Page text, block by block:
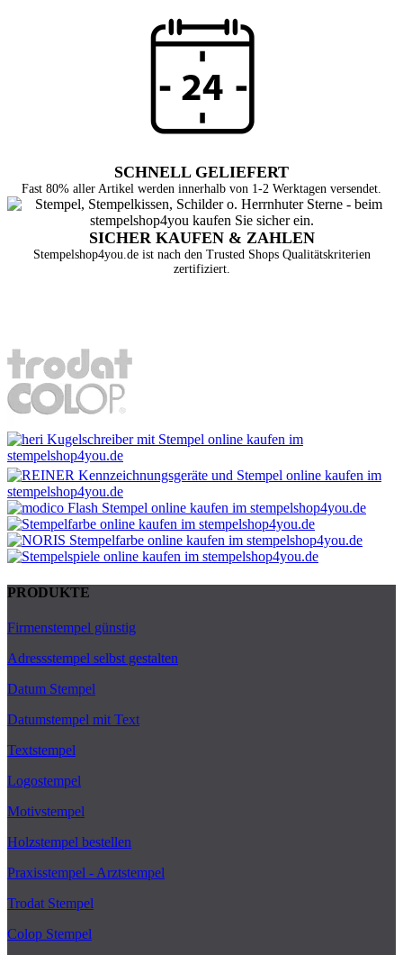
SCHNELL GELIEFERT
Fast 80% aller Artikel werden innerhalb von 1-2 Werktagen versendet.
SICHER KAUFEN & ZAHLEN
Stempelshop4you.de ist nach den Trusted Shops Qualitätskriterien
zertifiziert.
PRODUKTE
Firmenstempel günstig
Adressstempel selbst gestalten
Datum Stempel
Datumstempel mit Text
Textstempel
Logostempel
Motivstempel
Holzstempel bestellen
Praxisstempel - Arztstempel
Trodat Stempel
Colop Stempel